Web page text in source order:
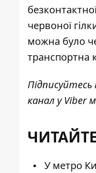
червоної
можна було
транспортна
канал у Viber
У метро